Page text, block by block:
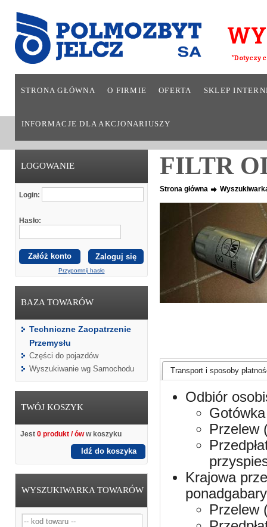
*Dotyczy
STRONA GŁÓWNA O FIRMIE OFERTA SKLEP
INFORMACJE DLA AKCJONARIUSZY
LOGOWANIE
Login:
Hasło:
Załóż konto
Przypomnij hasło
BAZA TOWARÓW
Techniczne Zaopatrzenie
Przemysłu
Części do pojazdów
Wyszukiwanie wg Samochodu
TWÓJ KOSZYK
Jest 0 produkt / óww koszyku
Idź do koszyka
WYSZUKIWARKA TOWARÓW
FILTR
Strona główna
Transport i sposoby
Odbiór
Przelew
Krajowa
Przelew